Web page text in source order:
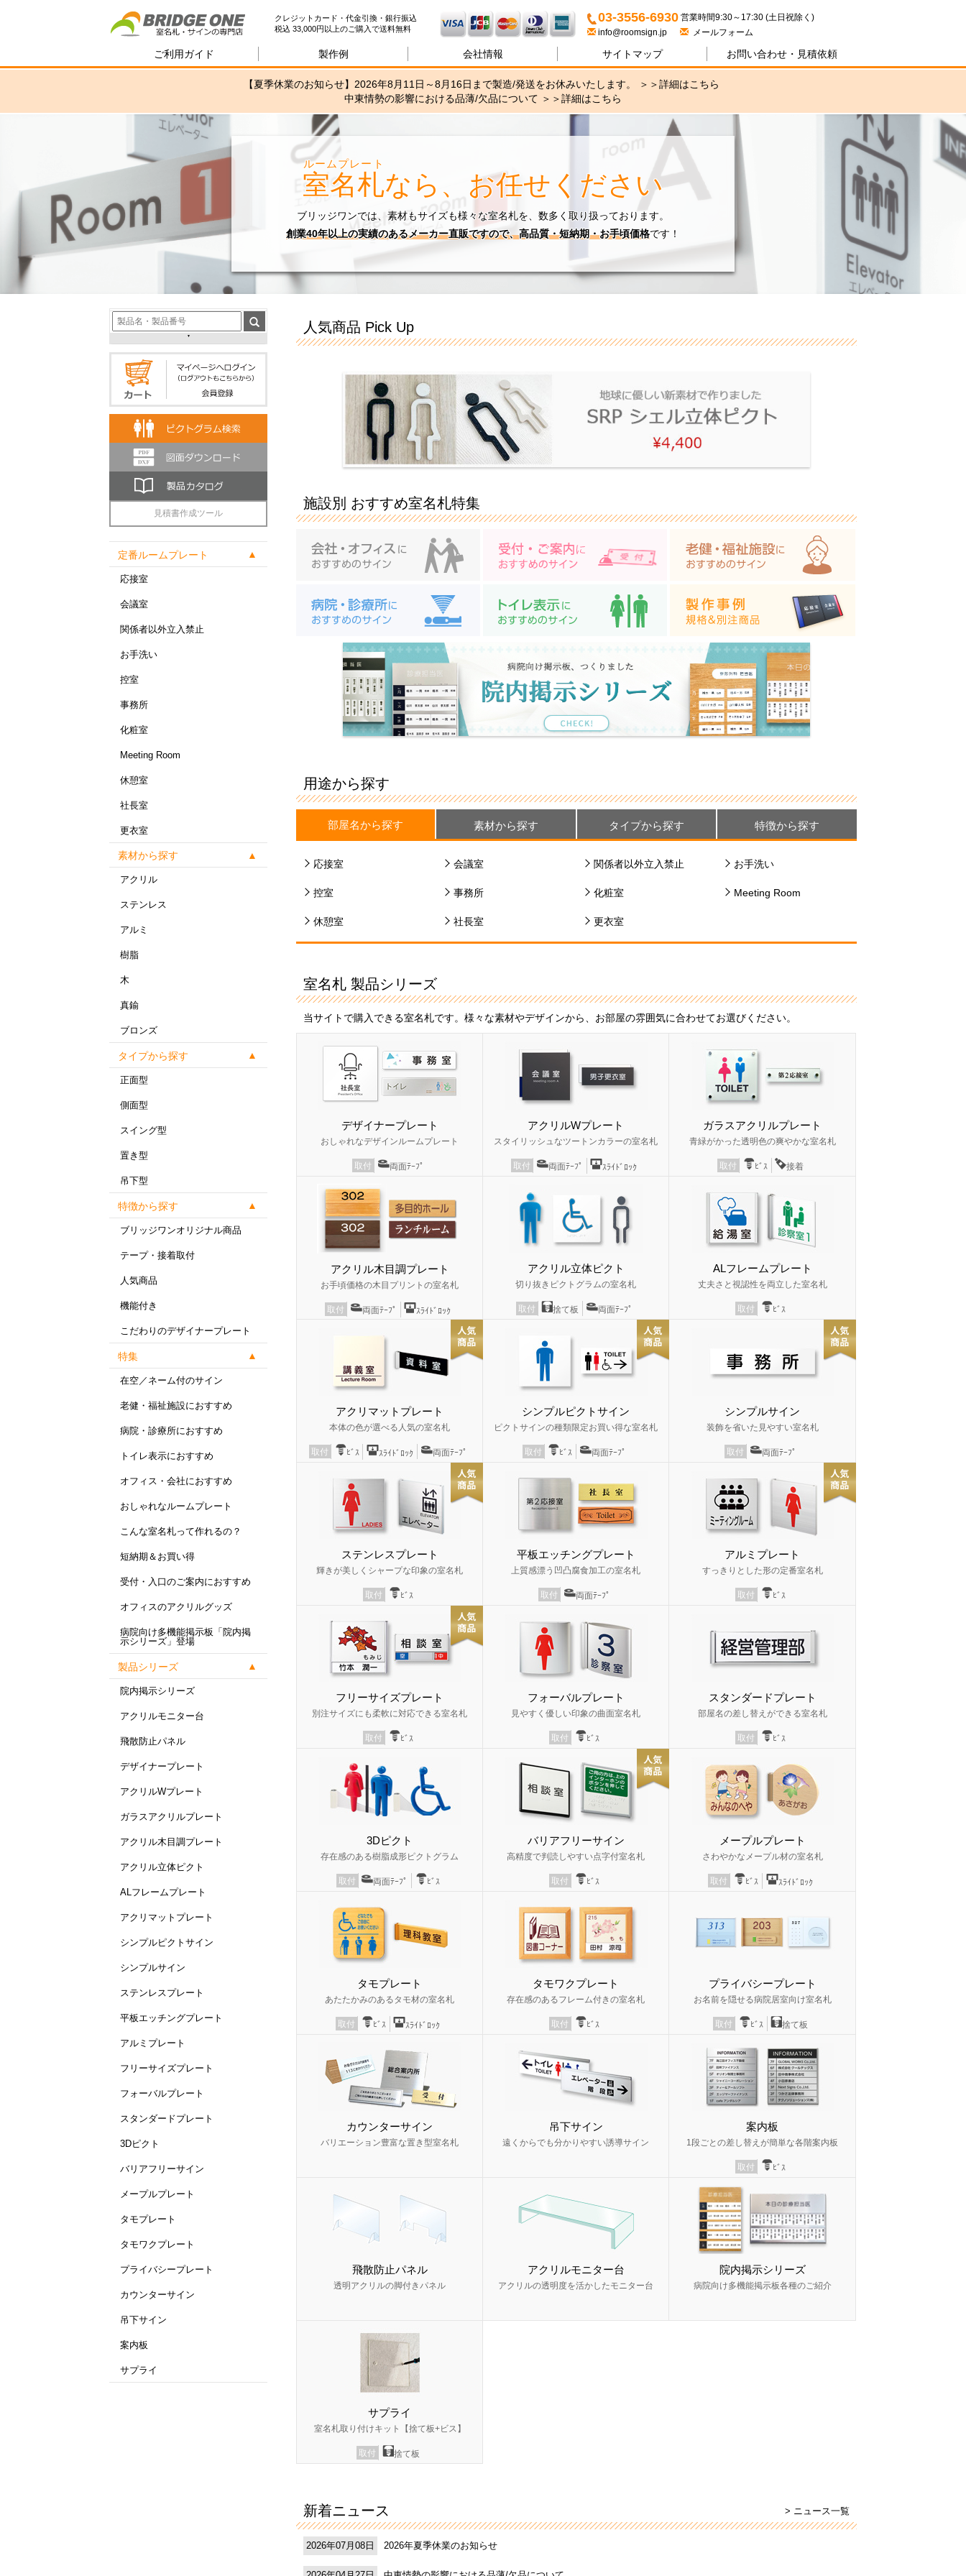
室名札・サインの専門店ブリッジワン
クレジットカード・代金引換・銀行振込
税込 33,000円以上のご購入で送料無料
03-3556-6930
営業時間9:30～17:30 (土日祝除く)
info@roomsign.jp
メールフォーム
ご利用ガイド 製作例 会社情報 サイトマップ お問い合わせ・ 見積依頼
【夏季休業のお知らせ】2026年8月11日～8月16日まで製造/発送をお休みいたします。 ＞＞詳細はこちら
中東情勢の影響における品薄/欠品について ＞＞詳細はこちら
室名札
ルームプレート
なら、お任せください
ブリッジワンでは、素材もサイズも様々な室名札を、数多く取り扱っております。
創業40年以上の実績のあるメーカー直販ですので、高品質・短納期・お手頃価格です！
見積書作成ツール
定番ルームプレート
応接室
会議室
関係者以外立入禁止
お手洗い
控室
事務所
化粧室
Meeting Room
休憩室
社長室
更衣室
素材から探す
アクリル
ステンレス
アルミ
樹脂
木
真鍮
ブロンズ
タイプから探す
正面型
側面型
スイング型
置き型
吊下型
特徴から探す
ブリッジワンオリジナル商品
テープ・接着取付
人気商品
機能付き
こだわりのデザイナープレート
特集
在空／ネーム付のサイン
老健・福祉施設におすすめ
病院・診療所におすすめ
トイレ表示におすすめ
オフィス・会社におすすめ
おしゃれなルームプレート
こんな室名札って作れるの？
短納期＆お買い得
受付・入口のご案内におすすめ
オフィスのアクリルグッズ
病院向け多機能掲示板「院内掲
示シリーズ」登場
製品シリーズ
院内掲示シリーズ
アクリルモニター台
飛散防止パネル
デザイナープレート
アクリルWプレート
ガラスアクリルプレート
アクリル木目調プレート
アクリル立体ピクト
ALフレームプレート
アクリマットプレート
シンプルピクトサイン
シンプルサイン
ステンレスプレート
平板エッチングプレート
アルミプレート
フリーサイズプレート
フォーバルプレート
スタンダードプレート
3Dピクト
バリアフリーサイン
メープルプレート
タモプレート
タモワクプレート
プライバシープレート
カウンターサイン
吊下サイン
案内板
サプライ
人気商品 Pick Up
施設別 おすすめ室名札特集
用途から探す
部屋名から探す 素材から探す タイプから探す 特徴から探す
応接室 会議室 関係者以外立入禁止 お手洗い
控室 事務所 化粧室 Meeting Room
休憩室 社長室 更衣室
室名札 製品シリーズ
当サイトで購入できる室名札です。様々な素材やデザインから、お部屋の雰囲気に合わせてお選びください。
デザイナープレート
おしゃれなデザインルームプレート
取付 両面ﾃｰﾌﾟ
アクリルWプレート
スタイリッシュなツートンカラーの室名札
取付 両面ﾃｰﾌﾟ ｽﾗｲﾄﾞﾛｯｸ
ガラスアクリルプレート
青緑がかった透明色の爽やかな室名札
取付 ﾋﾞｽ 接着
アクリル木目調プレート
お手頃価格の木目プリントの室名札
取付 両面ﾃｰﾌﾟ ｽﾗｲﾄﾞﾛｯｸ
アクリル立体ピクト
切り抜きピクトグラムの室名札
取付 捨て板 両面ﾃｰﾌﾟ
ALフレームプレート
丈夫さと視認性を両立した室名札
取付 ﾋﾞｽ
アクリマットプレート
本体の色が選べる人気の室名札
取付 ﾋﾞｽ ｽﾗｲﾄﾞﾛｯｸ 両面ﾃｰﾌﾟ
シンプルピクトサイン
ピクトサインの種類限定お買い得な室名札
取付 ﾋﾞｽ 両面ﾃｰﾌﾟ
シンプルサイン
装飾を省いた見やすい室名札
取付 両面ﾃｰﾌﾟ
ステンレスプレート
輝きが美しくシャープな印象の室名札
取付 ﾋﾞｽ
平板エッチングプレート
上質感漂う凹凸腐食加工の室名札
取付 両面ﾃｰﾌﾟ
アルミプレート
すっきりとした形の定番室名札
取付 ﾋﾞｽ
フリーサイズプレート
別注サイズにも柔軟に対応できる室名札
取付 ﾋﾞｽ
フォーバルプレート
見やすく優しい印象の曲面室名札
取付 ﾋﾞｽ
スタンダードプレート
部屋名の差し替えができる室名札
取付 ﾋﾞｽ
3Dピクト
存在感のある樹脂成形ピクトグラム
取付 両面ﾃｰﾌﾟ ﾋﾞｽ
バリアフリーサイン
高精度で判読しやすい点字付室名札
取付 ﾋﾞｽ
メープルプレート
さわやかなメープル材の室名札
取付 ﾋﾞｽ ｽﾗｲﾄﾞﾛｯｸ
タモプレート
あたたかみのあるタモ材の室名札
取付 ﾋﾞｽ ｽﾗｲﾄﾞﾛｯｸ
タモワクプレート
存在感のあるフレーム付きの室名札
取付 ﾋﾞｽ
プライバシープレート
お名前を隠せる病院居室向け室名札
取付 ﾋﾞｽ 捨て板
カウンターサイン
バリエーション豊富な置き型室名札
吊下サイン
遠くからでも分かりやすい誘導サイン
案内板
1段ごとの差し替えが簡単な各階案内板
取付 ﾋﾞｽ
飛散防止パネル
透明アクリルの脚付きパネル
アクリルモニター台
アクリルの透明度を活かしたモニター台
院内掲示シリーズ
病院向け多機能掲示板各種のご紹介
サプライ
室名札取り付けキット【捨て板+ビス】
取付 捨て板
新着ニュース > ニュース一覧
2026年07月08日 2026年夏季休業のお知らせ